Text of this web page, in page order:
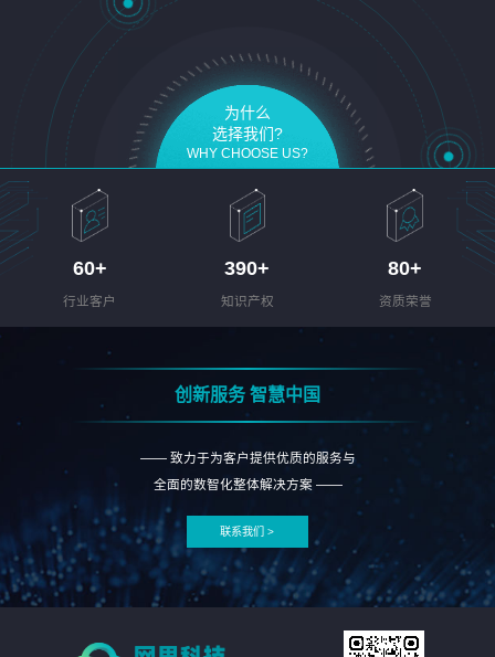
为什么
选择我们?
WHY CHOOSE US?
60+
行业客户
390+
知识产权
80+
资质荣誉
创新服务 智慧中国
—— 致力于为客户提供优质的服务与
全面的数智化整体解决方案 ——
联系我们 >